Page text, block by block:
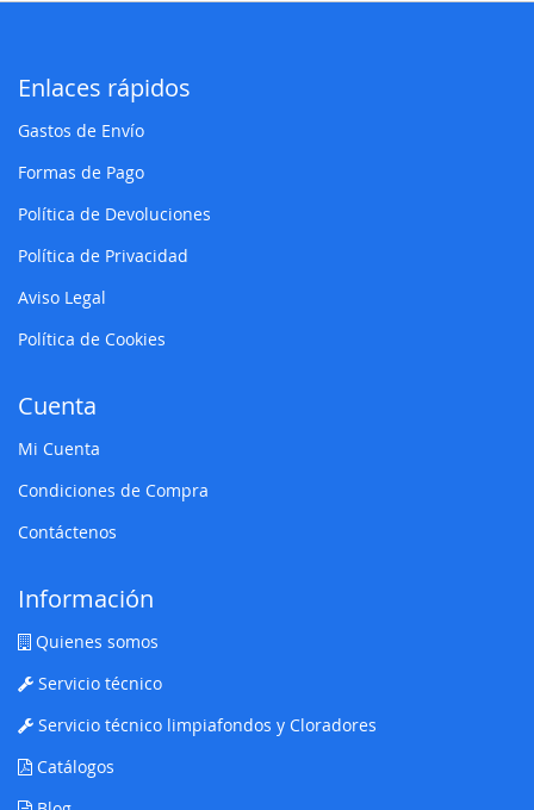
Enlaces rápidos
Gastos de Envío
Formas de Pago
Política de Devoluciones
Política de Privacidad
Aviso Legal
Política de Cookies
Cuenta
Mi Cuenta
Condiciones de Compra
Contáctenos
Información
Quienes somos
Servicio técnico
Servicio técnico limpiafondos y Cloradores
Catálogos